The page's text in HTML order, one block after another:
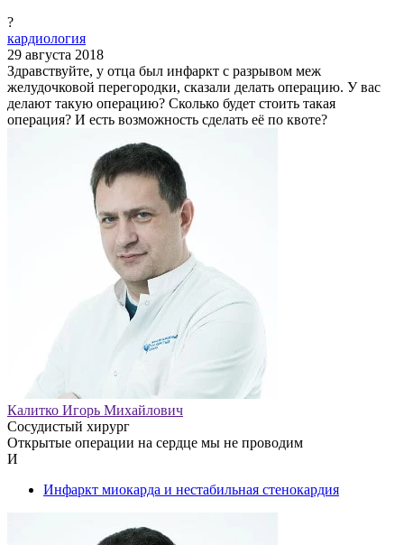
?
кардиология
29 августа 2018
Здравствуйте, у отца был инфаркт с разрывом меж
желудочковой перегородки, сказали делать операцию. У вас
делают такую операцию? Сколько будет стоить такая
операция? И есть возможность сделать её по квоте?
Калитко Игорь Михайлович
Сосудистый хирург
Открытые операции на сердце мы не проводим
И
Инфаркт миокарда и нестабильная стенокардия